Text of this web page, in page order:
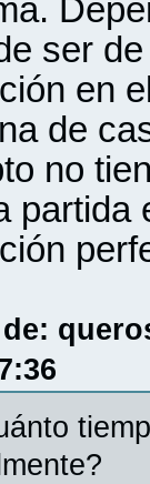
ser
en
de
no
partida